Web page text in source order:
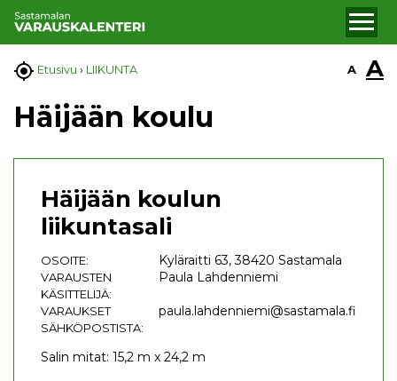
 Etusivu › LIIKUNTA A A
Häijään koulu
Häijään koulun
liikuntasali
OSOITE: Kyläraitti 63, 38420 Sastamala
VARAUSTEN
KÄSITTELIJÄ:
Paula Lahdenniemi
VARAUKSET
SÄHKÖPOSTISTA:
paula.lahdenniemi@sastamala.fi
Salin mitat: 15,2 m x 24,2 m